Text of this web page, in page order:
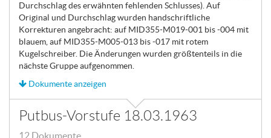
Durchschlag des erwähnten fehlenden Schlusses). Auf
Original und Durchschlag wurden handschriftliche
Korrekturen angebracht: auf MID355-M019-001 bis -004 mit
blauem, auf MID355-M005-013 bis -017 mit rotem
Kugelschreiber. Die Änderungen wurden größtenteils in die
nächste Gruppe aufgenommen.
Dokumente anzeigen
Putbus-Vorstufe 18.03.1963
12 Dokumente